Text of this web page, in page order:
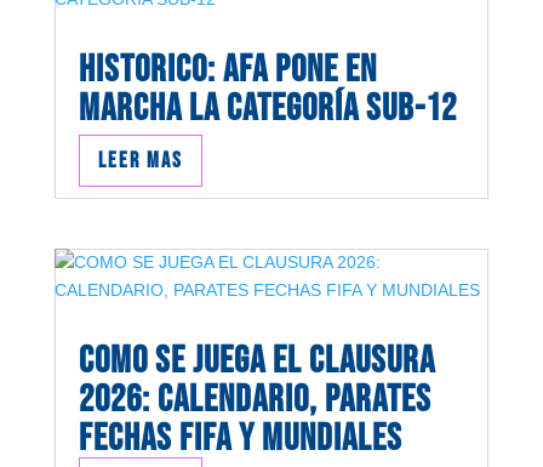
HISTORICO: AFA PONE EN
MARCHA LA CATEGORÍA SUB-12
Leer mas
COMO SE JUEGA EL CLAUSURA
2026: CALENDARIO, PARATES
FECHAS FIFA Y MUNDIALES